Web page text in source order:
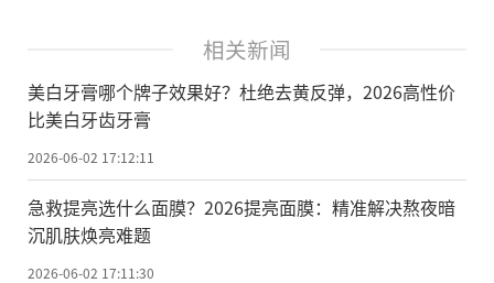
相关新闻
美白牙膏哪个牌子效果好？杜绝去黄反弹，2026高性价
比美白牙齿牙膏
2026-06-02 17:12:11
急救提亮选什么面膜？2026提亮面膜：精准解决熬夜暗
沉肌肤焕亮难题
2026-06-02 17:11:30